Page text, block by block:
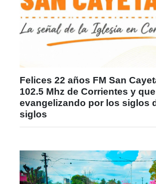
Felices 22 años FM San
102.5 Mhz de Corrientes y
evangelizando por los siglos
siglos